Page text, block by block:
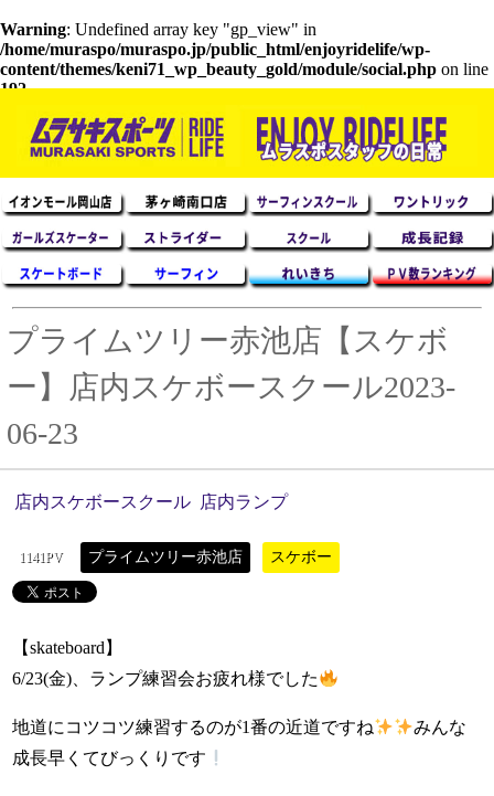
Warning: Undefined array key "gp_view" in
/home/muraspo/muraspo.jp/public_html/enjoyridelife/wp-
content/themes/keni71_wp_beauty_gold/module/social.php on line
192
プライムツリー赤池店【スケボ
ー】店内スケボースクール2023-
06-23
店内スケボースクール 店内ランプ
1141PV プライムツリー赤池店 スケボー
【skateboard】
6/23(金)、ランプ練習会お疲れ様でした
地道にコツコツ練習するのが1番の近道ですね
みんな
成長早くてびっくりです